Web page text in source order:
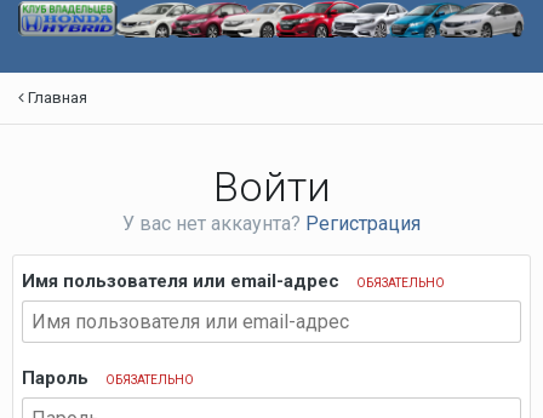
Главная
Войти
У вас нет аккаунта? Регистрация
Имя пользователя или email-адрес ОБЯЗАТЕЛЬНО
Пароль ОБЯЗАТЕЛЬНО